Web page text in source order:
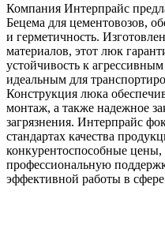
Компания Интерпрайс
Бецема для цементовозов,
и герметичность.
материалов, этот люк
устойчивость к
идеальным для
Конструкция люка
монтаж, а также надежное
загрязнения. Интерпрайс
стандартах качества
конкурентоспособные
профессиональную
эффективной работы в